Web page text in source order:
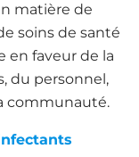
matière de
soins de santé
en faveur de la
du personnel,
communauté.